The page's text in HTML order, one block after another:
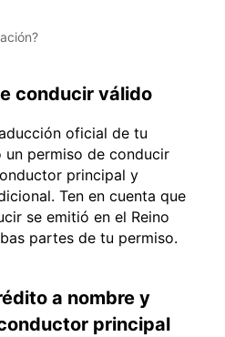
conducir válido
oficial de tu
permiso de conducir
principal y
Ten en cuenta que
se emitió en el Reino
partes de tu permiso.
a nombre y
principal